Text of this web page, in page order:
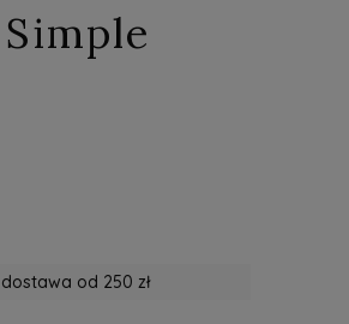
od 250 zł